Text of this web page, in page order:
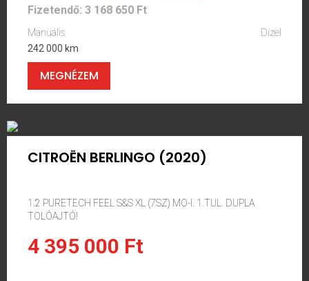
Fizetendő: 3 168 650 Ft
Manuális
Dízel
242 000 km
MEGNÉZEM
CITROËN BERLINGO (2020)
1.2 PURETECH FEEL S&S XL (7SZ) MO-I. 1.TUL. DUPLA
TOLÓAJTÓ!
4 395 000 Ft